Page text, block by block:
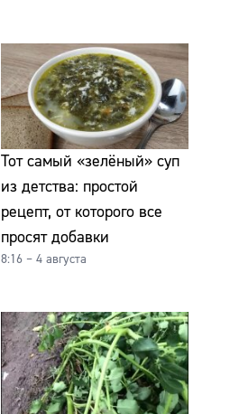
Тот самый «зелёный» суп
из детства: простой
рецепт, от которого все
просят добавки
8:16 – 4 августа